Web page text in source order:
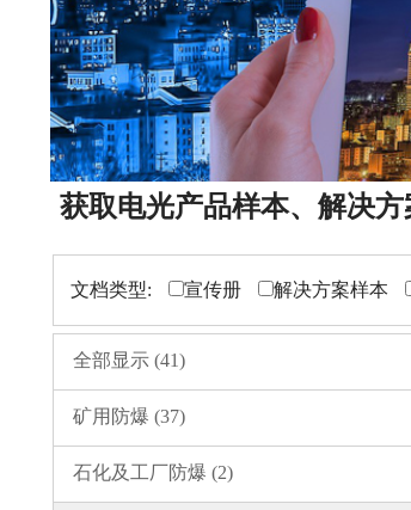
获取电光产品样本、解决
文档类型: 宣传册 解决方案样本
全部显示 (41)
矿用防爆 (37)
石化及工厂防爆 (2)